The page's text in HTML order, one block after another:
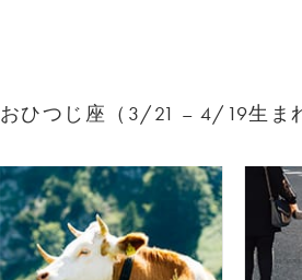
おひつじ座（3/21 – 4/19生ま